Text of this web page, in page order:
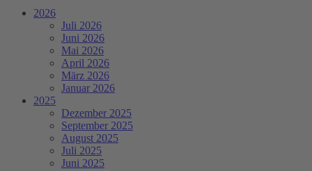
2026
Juli 2026
Juni 2026
Mai 2026
April 2026
März 2026
Januar 2026
2025
Dezember 2025
September 2025
August 2025
Juli 2025
Juni 2025